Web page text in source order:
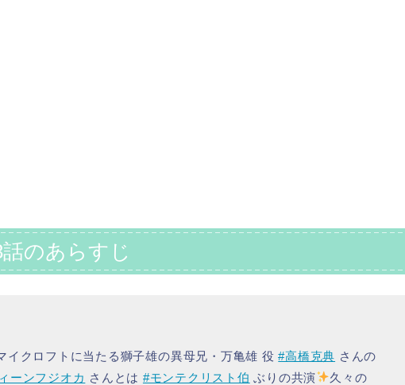
のあらすじ
イクロフトに当たる獅子雄の異母兄・万亀雄 役#高橋克典 さんの
ーンフジオカ さんとは #モンテクリスト伯 ぶりの共演
久々の